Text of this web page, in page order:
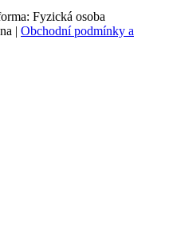
Fyzická osoba
| Obchodní podmínky a